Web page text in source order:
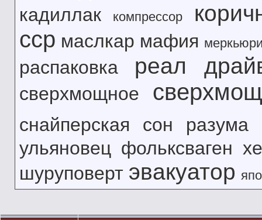
кадиллак
компрессор
сср маслкар мафия
распаковка реал
сверхмощное
снайперская сон разума
ульяновец фольксваген
шуруповерт эвакуатор